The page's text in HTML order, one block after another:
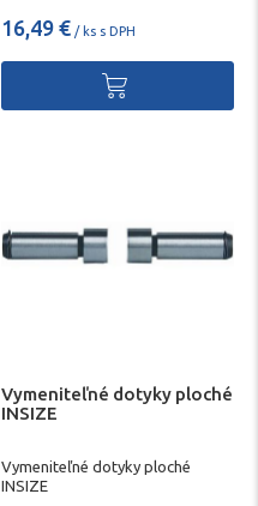
16,49 € / ks s DPH
Vymeniteľné dotyky ploché
INSIZE
Vymeniteľné dotyky ploché
INSIZE